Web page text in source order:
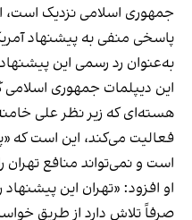
جمهوری اسلامی نزدیک است،
پاسخی منفی به پیشنهاد
به‌عنوان رد رسمی این
این دیپلمات جمهوری اسلامی
هسته‌ای که زیر نظر علی
فعالیت می‌کند، این است که
است و نمی‌تواند منافع تهران
او افزود: «تهران این
صرفاً تلاش دارد از طریق